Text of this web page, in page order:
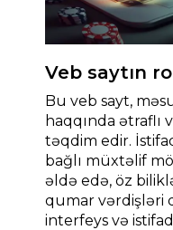
Veb saytın
Bu veb sayt,
haqqında ətraflı
təqdim edir.
bağlı müxtəlif
əldə edə, öz
qumar vərdişləri
interfeys və